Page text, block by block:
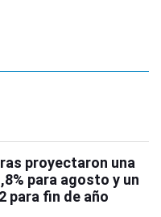
proyectaron una
para agosto y un
para fin de año